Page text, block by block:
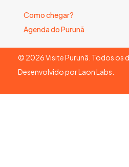
Como chegar?
Agenda do Purunã
© 2026Visite Purunã. Todos os
Desenvolvido porLaon Labs